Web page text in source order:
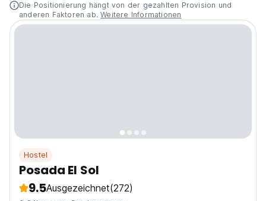
Die Positionierung hängt von der gezahlten Provision und
anderen Faktoren ab.Weitere Informationen
Hostel
Posada El Sol
9.5Ausgezeichnet(272)